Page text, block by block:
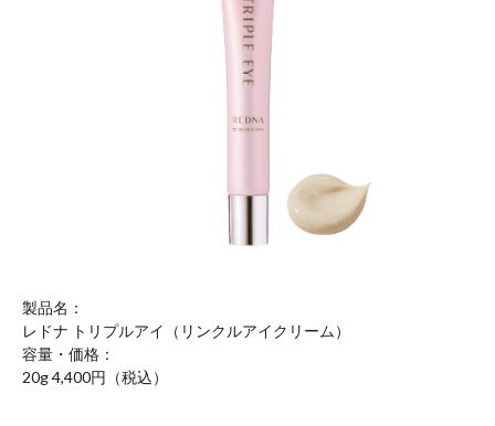
製品名：
レドナ トリプルアイ（リンクルアイクリーム）
容量・価格：
20g 4,400円（税込）